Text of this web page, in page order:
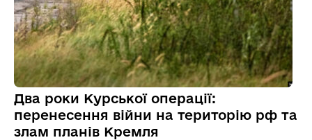
Два роки Курської операції:
перенесення війни на територію рф та
злам планів Кремля